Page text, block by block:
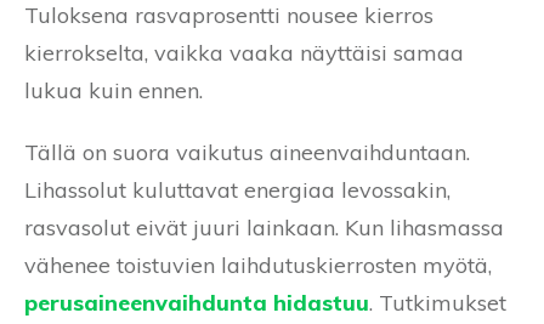
Tuloksena rasvaprosentti nousee kierros
kierrokselta, vaikka vaaka näyttäisi samaa
lukua kuin ennen.
Tällä on suora vaikutus aineenvaihduntaan.
Lihassolut kuluttavat energiaa levossakin,
rasvasolut eivät juuri lainkaan. Kun lihasmassa
vähenee toistuvien laihdutuskierrosten myötä,
perusaineenvaihdunta hidastuu. Tutkimukset